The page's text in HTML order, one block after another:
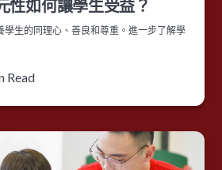
性如何讓學生受益？
學生的同理心、善良和尊重。進一步了解學
Read